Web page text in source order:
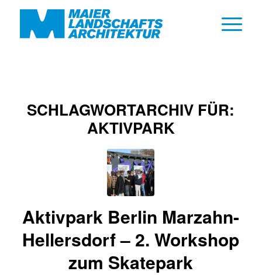
SCHLAGWORTARCHIV FÜR:
AKTIVPARK
Aktivpark Berlin Marzahn-
Hellersdorf – 2. Workshop
zum Skatepark